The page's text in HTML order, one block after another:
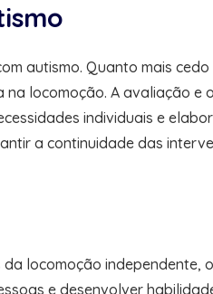
autismo. Quanto mais
locomoção. A avaliação
individuais e
a continuidade das
locomoção
e desenvolver